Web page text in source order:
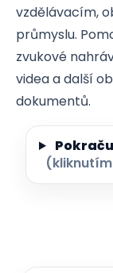
vzdělávacím,
průmyslu.
zvukové
videa a další
dokumentů.